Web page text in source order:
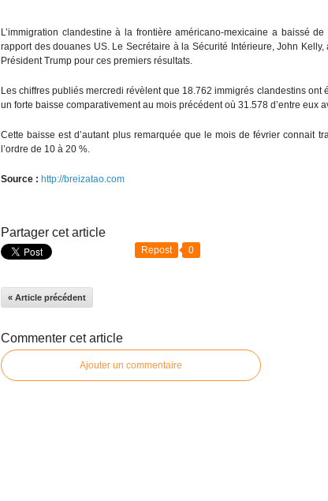
L’immigration clandestine à la frontière américano-mexicaine a baissé
rapport des douanes US. Le Secrétaire à la Sécurité Intérieure, John
Président Trump pour ces premiers résultats.
Les chiffres publiés mercredi révèlent que 18.762 immigrés clandestins ont
un forte baisse comparativement au mois précédent où 31.578 d’entre eux
Cette baisse est d’autant plus remarquée que le mois de février connait
l’ordre de 10 à 20 %.
Source : http://breizatao.com
Partager cet article
Repost 0
« Article précédent
Commenter cet article
Ajouter un commentaire